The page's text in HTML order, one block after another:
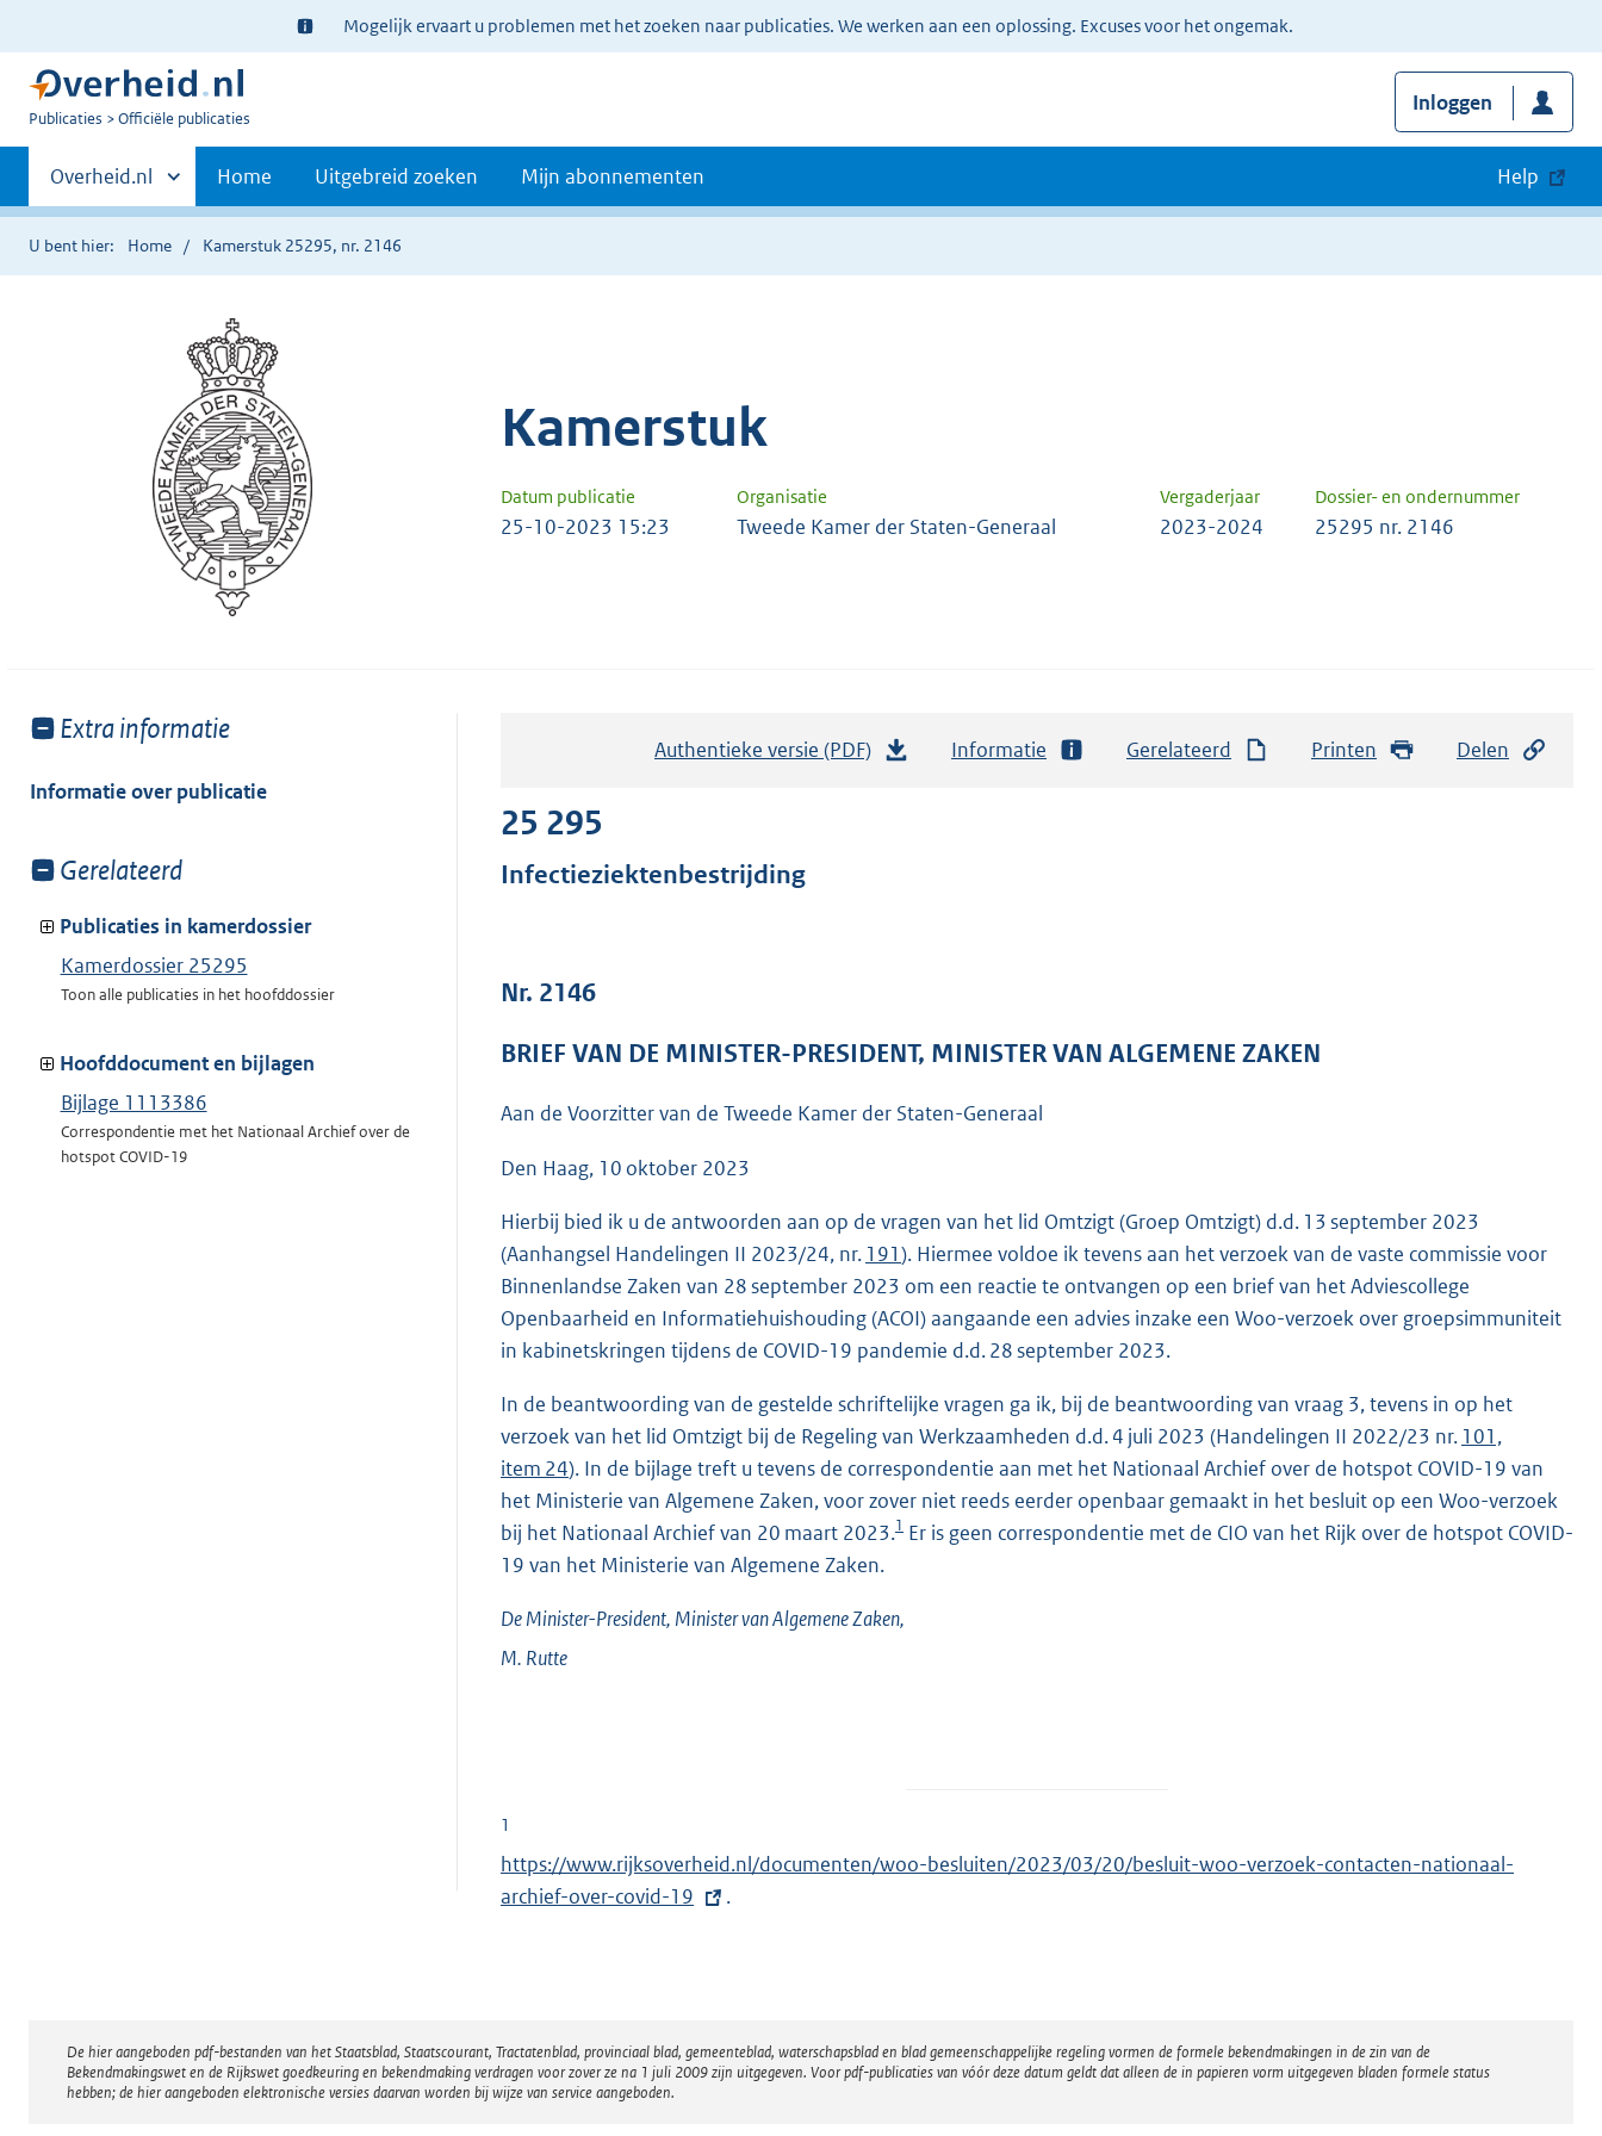
Ter
informatie:
Mogelijk ervaart u problemen met het zoeken naar publicaties. We werken aan een oplossing. Excuses voor het ongemak.
U
Publicaties Officiële publicaties
Inloggen
Primaire
navigatie
Andere
sites
binnen
Overheid.nl Home Uitgebreid zoeken Mijn abonnementen Help
U bent hier: Home Kamerstuk 25295, nr. 2146
Kamerstuk
Datum publicatie Organisatie Vergaderjaar Dossier- en ondernummer
25-10-2023 15:23 Tweede Kamer der Staten-Generaal 2023-2024 25295 nr. 2146
Toon
van:
Extra informatie
Informatie over publicatie
Toon
van:
Gerelateerd
Publicaties in kamerdossier
Kamerdossier 25295
Toon alle publicaties in het hoofddossier
Hoofddocument en bijlagen
Bijlage 1113386
Correspondentie met het Nationaal Archief over de
hotspot COVID-19
Authentieke versie (PDF)
r
o
:
3
7
K
b
Informatie Gerelateerd Printen Delen
25 295
Infectieziektenbestrijding
Nr. 2146
BRIEF VAN DE MINISTER-PRESIDENT, MINISTER VAN ALGEMENE ZAKEN
Aan de Voorzitter van de Tweede Kamer der Staten-Generaal
Den Haag, 10 oktober 2023
Hierbij bied ik u de antwoorden aan op de vragen van het lid Omtzigt (Groep Omtzigt) d.d. 13 september 2023
(Aanhangsel Handelingen II 2023/24, nr. 191). Hiermee voldoe ik tevens aan het verzoek van de vaste commissie voor
Binnenlandse Zaken van 28 september 2023 om een reactie te ontvangen op een brief van het Adviescollege
Openbaarheid en Informatiehuishouding (ACOI) aangaande een advies inzake een Woo-verzoek over groepsimmuniteit
in kabinetskringen tijdens de COVID-19 pandemie d.d. 28 september 2023.
In de beantwoording van de gestelde schriftelijke vragen ga ik, bij de beantwoording van vraag 3, tevens in op het
verzoek van het lid Omtzigt bij de Regeling van Werkzaamheden d.d. 4 juli 2023 (Handelingen II 2022/23 nr. 101,
item 24). In de bijlage treft u tevens de correspondentie aan met het Nationaal Archief over de hotspot COVID-19 van
het Ministerie van Algemene Zaken, voor zover niet reeds eerder openbaar gemaakt in het besluit op een Woo-verzoek
bij het Nationaal Archief van 20 maart 2023.1 Er is geen correspondentie met de CIO van het Rijk over de hotspot COVID-
19 van het Ministerie van Algemene Zaken.
De Minister-President, Minister van Algemene Zaken,
M. Rutte
1
E
x
e
l
https://www.rijksoverheid.nl/documenten/woo-besluiten/2023/03/20/besluit-woo-verzoek-contacten-nationaal-
archief-over-covid-19
.
Disclaimer
De hier aangeboden pdf-bestanden van het Staatsblad, Staatscourant, Tractatenblad, provinciaal blad, gemeenteblad, waterschapsblad en blad gemeenschappelijke regeling vormen de formele bekendmakingen in de zin van de
Bekendmakingswet en de Rijkswet goedkeuring en bekendmaking verdragen voor zover ze na 1 juli 2009 zijn uitgegeven. Voor pdf-publicaties van vóór deze datum geldt dat alleen de in papieren vorm uitgegeven bladen formele status
hebben; de hier aangeboden elektronische versies daarvan worden bij wijze van service aangeboden.